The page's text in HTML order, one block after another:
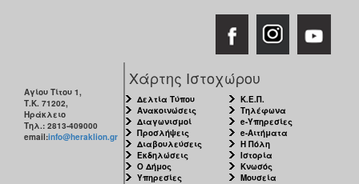
Αγίου Τίτου 1,
Τ.Κ. 71202,
Ηράκλειο
Τηλ.: 2813-409000
email:info@heraklion.gr
Χάρτης Ιστοχώρου
Δελτία Τύπου
Ανακοινώσεις
Διαγωνισμοί
Προσλήψεις
Διαβουλεύσεις
Εκδηλώσεις
Ο Δήμος
Υπηρεσίες
Κ.Ε.Π.
Τηλέφωνα
e-Υπηρεσίες
e-Αιτήματα
Η Πόλη
Ιστορία
Κνωσός
Μουσεία